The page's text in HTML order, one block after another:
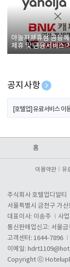
야놀자제휴점 금융
제휴 및 금융서비스
공지사항
[호텔업] 개인정보 처리
[호텔업] 유료서비스 이
홈
이용약관 유
주식회사 호텔업디알티
서울특별시 금천구 가
대표이사: 이송주
사
통신판매업신고: 서울
고객센터: 1644-7896
이메일:
Copyright ⓒ